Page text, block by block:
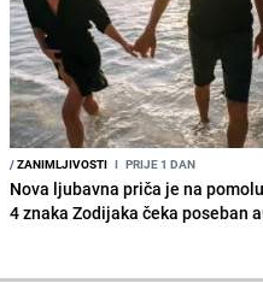
/ZANIMLJIVOSTI I PRIJE 1 DAN
Nova ljubavna priča je na
4 znaka Zodijaka čeka poseban